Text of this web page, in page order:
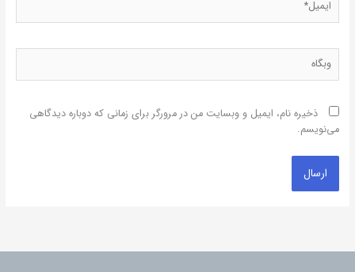
وبگاه
ذخیره نام، ایمیل و وبسایت من در مرورگر برای زمانی که دوباره دیدگاهی
می‌نویسم.